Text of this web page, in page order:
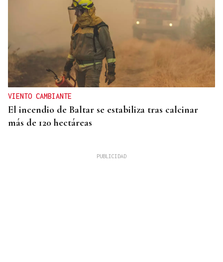
VIENTO CAMBIANTE
El incendio de Baltar se estabiliza tras calcinar
más de 120 hectáreas